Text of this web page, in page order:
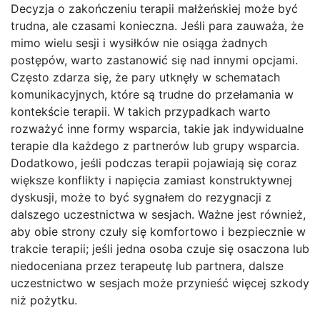
Decyzja o zakończeniu terapii małżeńskiej może być
trudna, ale czasami konieczna. Jeśli para zauważa, że
mimo wielu sesji i wysiłków nie osiąga żadnych
postępów, warto zastanowić się nad innymi opcjami.
Często zdarza się, że pary utknęły w schematach
komunikacyjnych, które są trudne do przełamania w
kontekście terapii. W takich przypadkach warto
rozważyć inne formy wsparcia, takie jak indywidualne
terapie dla każdego z partnerów lub grupy wsparcia.
Dodatkowo, jeśli podczas terapii pojawiają się coraz
większe konflikty i napięcia zamiast konstruktywnej
dyskusji, może to być sygnałem do rezygnacji z
dalszego uczestnictwa w sesjach. Ważne jest również,
aby obie strony czuły się komfortowo i bezpiecznie w
trakcie terapii; jeśli jedna osoba czuje się osaczona lub
niedoceniana przez terapeutę lub partnera, dalsze
uczestnictwo w sesjach może przynieść więcej szkody
niż pożytku.